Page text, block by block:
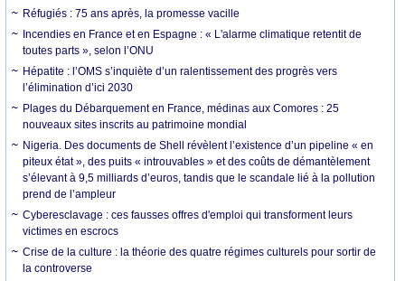
Réfugiés : 75 ans après, la promesse vacille
Incendies en France et en Espagne : « L'alarme climatique retentit de
toutes parts », selon l’ONU
Hépatite : l’OMS s’inquiète d’un ralentissement des progrès vers
l’élimination d’ici 2030
Plages du Débarquement en France, médinas aux Comores : 25
nouveaux sites inscrits au patrimoine mondial
Nigeria. Des documents de Shell révèlent l’existence d’un pipeline « en
piteux état », des puits « introuvables » et des coûts de démantèlement
s’élevant à 9,5 milliards d’euros, tandis que le scandale lié à la pollution
prend de l’ampleur
Cyberesclavage : ces fausses offres d'emploi qui transforment leurs
victimes en escrocs
Crise de la culture : la théorie des quatre régimes culturels pour sortir de
la controverse